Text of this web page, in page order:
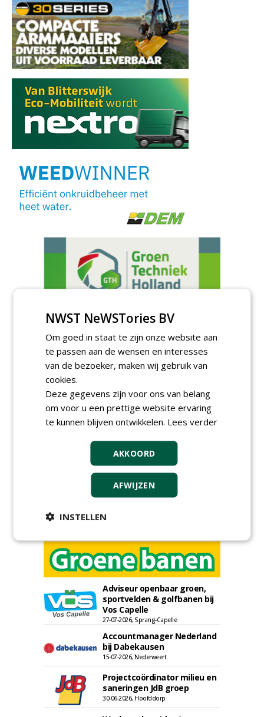
Meld je aan voor onze digitale
nieuwsbrief.
Adviseur openbaar groen,
sportvelden & golfbanen bij
Vos Capelle
27-07-2026, Sprang-Capelle
Accountmanager Nederland
bij Dabekausen
15-07-2026, Nederweert
Projectcoördinator milieu en
saneringen JdB groep
30-06-2026, Hoofddorp
NWST NeWSTories BV
Om goed in staat te zijn onze website aan
te passen aan de wensen en interesses
van de bezoeker, maken wij gebruik van
cookies.
Deze gegevens zijn voor ons van belang
om voor u een prettige website ervaring
te kunnen blijven ontwikkelen. Lees verder
AKKOORD
AFWIJZEN
INSTELLEN